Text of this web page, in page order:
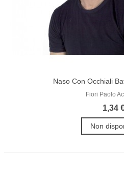
Naso Con Occhiali
Fiori Paolo
1,34
Non